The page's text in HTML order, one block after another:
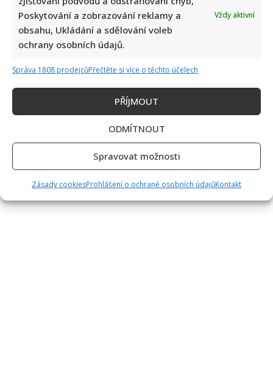
Poskytování a zobrazování reklamy a
obsahu, Ukládání a sdělování voleb
ochrany osobních údajů.
Vždy aktivní
Správa 1808 prodejcůPřečtěte si více o těchto účelech
PŘÍJMOUT
ODMÍTNOUT
Spravovat možnosti
Zásady cookiesProhlášení o ochraně osobních údajůKontakt